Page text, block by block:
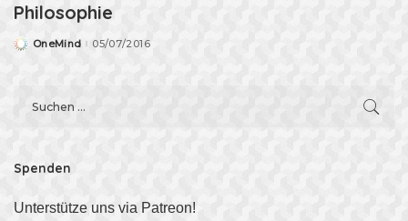
Philosophie
PostedOneMind 05/07/2016
Spenden
Unterstütze uns via Patreon!